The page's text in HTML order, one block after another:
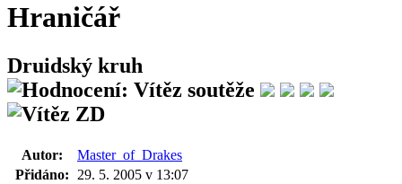
Hraničář
Druidský kruh
Autor:
Master_of_Drakes
Přidáno:
29. 5. 2005 v 13:07